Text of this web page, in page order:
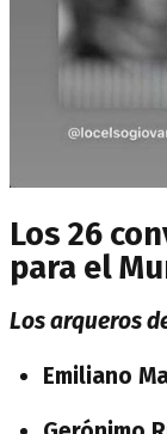
Los 26
para el
Los arqueros
Emiliano